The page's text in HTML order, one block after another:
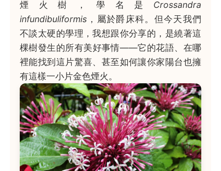
煙火樹，學名是 Crossandra
infundibuliformis ，屬於爵床科。但今天我們
不談太硬的學理，我想跟你分享的，是繞著這
棵樹發生的所有美好事情——它的花語、在哪
裡能找到這片驚喜、甚至如何讓你家陽台也擁
有這樣一小片金色煙火。